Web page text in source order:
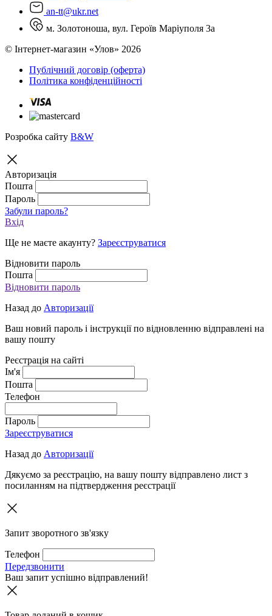
an-tt@ukr.net
м. Золотоноша, вул. Героїв Маріуполя 3а
© Інтернет-магазин «Улов» 2026
Публічний договір (оферта)
Політика конфіденційності
Розробка сайту B&W
Авторизація
Пошта
Пароль
Забули пароль?
Вхід
Ще не маєте акаунту? Зареєструватися
Відновити пароль
Пошта
Відновити пароль
Назад до Авторизації
Ваш новий пароль і інструкції по відновленню відправлені на
вашу пошту
Реєстрація на сайті
Ім'я
Пошта
Телефон
Пароль
Зареєструватися
Назад до Авторизації
Дякуємо за реєстрацію, на вашу пошту відправлено лист з
посиланням на підтвердження реєстрації
Запит зворотного зв'язку
Телефон
Передзвонити
Ваш запит успішно відправлений!